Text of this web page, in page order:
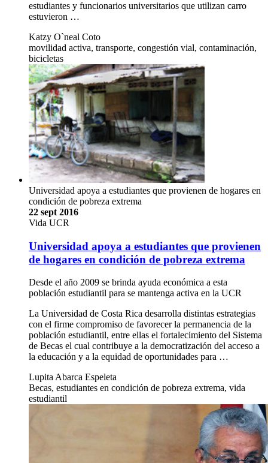
estudiantes y funcionarios universitarios que utilizan carro
estuvieron …
Katzy O`neal Coto
movilidad activa, transporte, congestión vial, contaminación,
bicicletas
Universidad apoya a estudiantes que provienen de hogares en
condición de pobreza extrema
22 sept 2016
Vida UCR
Universidad apoya a estudiantes que provienen
de hogares en condición de pobreza extrema
Desde el año 2009 se brinda ayuda económica a esta
población estudiantil para se mantenga activa en la UCR
La Universidad de Costa Rica desarrolla distintas estrategias
con el firme compromiso de favorecer la permanencia de la
población estudiantil, entre ellas el fortalecimiento del Sistema
de Becas el cual contribuye a la democratización del acceso a
la educación y a la equidad de oportunidades para …
Lupita Abarca Espeleta
Becas, estudiantes en condición de pobreza extrema, vida
estudiantil